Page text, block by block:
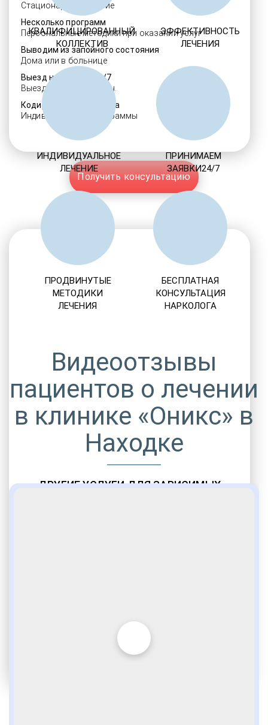
Стационарное лечение
Несколько программ
Персональные методики при оказании услуг
Выводим из запойного состояния
Дома или в больнице
Выезд нарколога 24/7
Выезд в течение 30 мин.
Кодировка алкоголизма
Индивидуальные программы
Получить консультацию
ДРУГИЕ УСЛУГИ ДЛЯ ЗАВИСИМЫХ
КВАЛИФИЦИРОВАННЫЙ
КОЛЛЕКТИВ
ЭФФЕКТИВНОСТЬ
ЛЕЧЕНИЯ
ИНДИВИДУАЛЬНОЕ
ЛЕЧЕНИЕ
ПРИНИМАЕМ
ЗАЯВКИ24/7
ПРОДВИНУТЫЕ
МЕТОДИКИ
ЛЕЧЕНИЯ
БЕСПЛАТНАЯ
КОНСУЛЬТАЦИЯ
НАРКОЛОГА
Видеоотзывы
пациентов о лечении
в клинике «Оникс» в
Находке